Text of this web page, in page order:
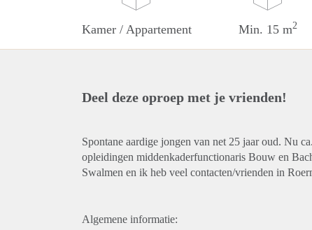
Kamer / Appartement Min. 15 m2
Deel deze oproep met je vrienden!
Spontane aardige jongen van net 25 jaar oud. Nu
opleidingen middenkaderfunctionaris Bouw en
Swalmen en ik heb veel contacten/vrienden in
Algemene informatie: